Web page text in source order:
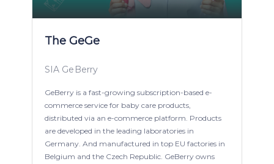
The GeGe
SIA GeBerry
GeBerry is a fast-growing subscription-based e-
commerce service for baby care products,
distributed via an e-commerce platform. Products
are developed in the leading laboratories in
Germany. And manufactured in top EU factories in
Belgium and the Czech Republic. GeBerry owns